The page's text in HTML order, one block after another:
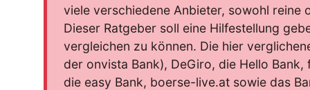
viele verschiedene Anbieter, sowohl reine
Dieser Ratgeber soll eine Hilfestellung
vergleichen zu können. Die hier
der onvista Bank), DeGiro, die Hello
die easy Bank, boerse-live.at sowie das